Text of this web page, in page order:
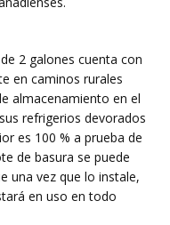
2 galones cuenta con
en caminos rurales
almacenamiento en el
refrigerios devorados
es 100 % a prueba de
de basura se puede
una vez que lo instale,
en uso en todo